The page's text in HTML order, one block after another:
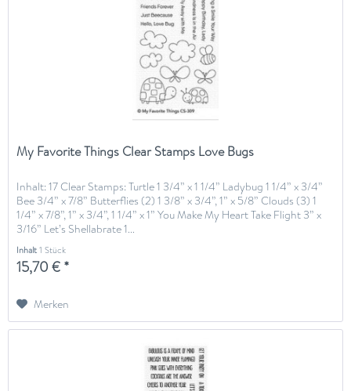
My Favorite Things Clear Stamps Love Bugs
Inhalt: 17 Clear Stamps: Turtle 1 3/4” x 1 1/4” Ladybug 1 1/4” x 3/4”
Bee 3/4” x 7/8” Butterflies (2) 1 3/8” x 3/4”, 1” x 5/8” Clouds (3) 1
1/4” x 7/8”, 1” x 3/4”, 1 1/4” x 1” You Make My Heart Take Flight 3” x
3/16” Let’s Shellabrate 1...
Inhalt1 Stück
15,70 € *
Merken